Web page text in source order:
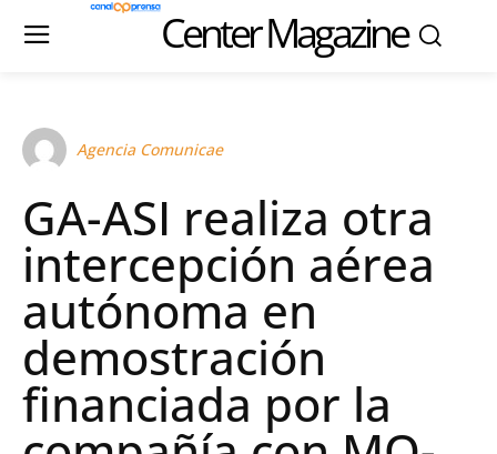
Center Magazine
Agencia Comunicae
GA-ASI realiza otra
intercepción aérea
autónoma en
demostración
financiada por la